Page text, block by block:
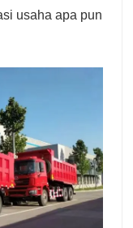
usaha apa pun